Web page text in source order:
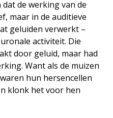
de werking van de
maar in de auditieve
geluiden verwerkt –
activiteit. Die
door geluid, maar had
Want als de muizen
hun hersencellen
klonk het voor hen